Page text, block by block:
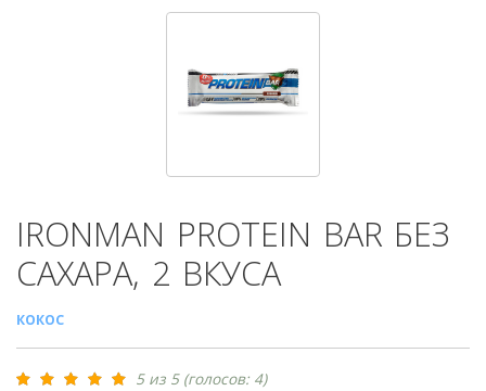
IRONMAN PROTEIN BAR БЕЗ
САХАРА, 2 ВКУСА
КОКОС
5 из 5 (голосов: 4)